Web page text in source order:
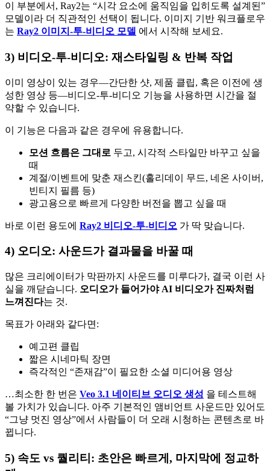
이 부분에서, Ray2는 “시각 요소에 움직임을 입히도록 설계된”
모델이라 더 직관적인 선택이 됩니다. 이미지 기반 워크플로우
는 Ray2 이미지-투-비디오 모델 에서 시작해 보세요.
3) 비디오-투-비디오: 재스타일링 & 반복 작업
이미 영상이 있는 경우—간단한 샷, 제품 클립, 혹은 이전에 생
성한 영상 등—비디오-투-비디오 기능을 사용하면 시간을 절
약할 수 있습니다.
이 기능은 다음과 같은 경우에 유용합니다.
모션 흐름은 그대로 두고, 시각적 스타일만 바꾸고 싶을
때
계절/이벤트에 맞춘 재스킨(홀리데이 무드, 네온 사이버,
빈티지 필름 등)
광고용으로 빠르게 다양한 버전을 뽑고 싶을 때
바로 이런 용도에 Ray2 비디오-투-비디오 가 딱 맞습니다.
4) 오디오: 사운드가 결과물을 바꿀 때
많은 크리에이터가 막판까지 사운드를 미루다가, 결국 이런 사
실을 깨닫습니다. 오디오가 들어가야 AI 비디오가 진짜처럼
느껴진다는 것.
목표가 아래와 같다면:
예고편 클립
짧은 시네마틱 장면
즉각적인 “존재감”이 필요한 소셜 미디어용 영상
…최소한 한 번은 Veo 3.1 네이티브 오디오 생성 을 테스트해
볼 가치가 있습니다. 아주 기본적인 앰비언트 사운드만 있어도
“그냥 멋진 영상”에서 사람들이 더 오래 시청하는 콘텐츠로 바
뀝니다.
5) 속도 vs 퀄리티: 초안은 빠르게, 마지막에 정교하